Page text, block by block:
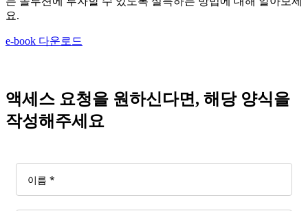
요.
e-book 다운로드
액세스 요청을 원하신다면, 해당 양식을
작성해주세요